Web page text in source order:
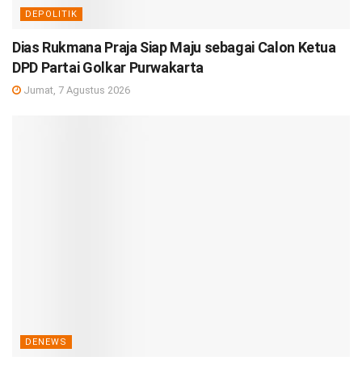
DEPOLITIK
Dias Rukmana Praja Siap Maju sebagai Calon Ketua
DPD Partai Golkar Purwakarta
Jumat, 7 Agustus 2026
DENEWS